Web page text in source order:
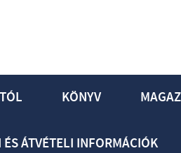
KÖNYV
ÁTVÉTELI INFORMÁCIÓK